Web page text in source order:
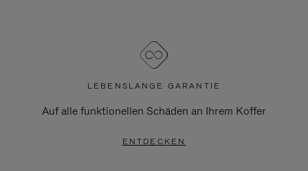
LEBENSLANGE GARANTIE
Auf alle funktionellen Schäden an Ihrem Koffer
ENTDECKEN